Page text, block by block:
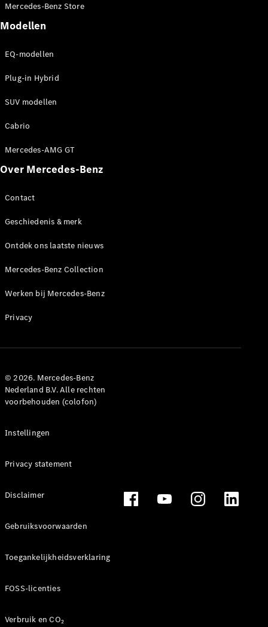
Mercedes-
Werken bij
Support en
contact
Mercedes-Benz Store
Modellen
EQ-modellen
Plug-in Hybrid
SUV modellen
Cabrio
Mercedes-AMG GT
Over Mercedes-Benz
Contact
Geschiedenis & merk
Ontdek ons laatste nieuws
Mercedes-Benz Collection
Werken bij Mercedes-Benz
Privacy
© 2026. Mercedes-Benz
Nederland B.V. Alle rechten
voorbehouden (colofon)
Instellingen
Privacy statement
Disclaimer
Gebruiksvoorwaarden
Toegankelijkheidsverklaring
FOSS-licenties
Verbruik en CO₂